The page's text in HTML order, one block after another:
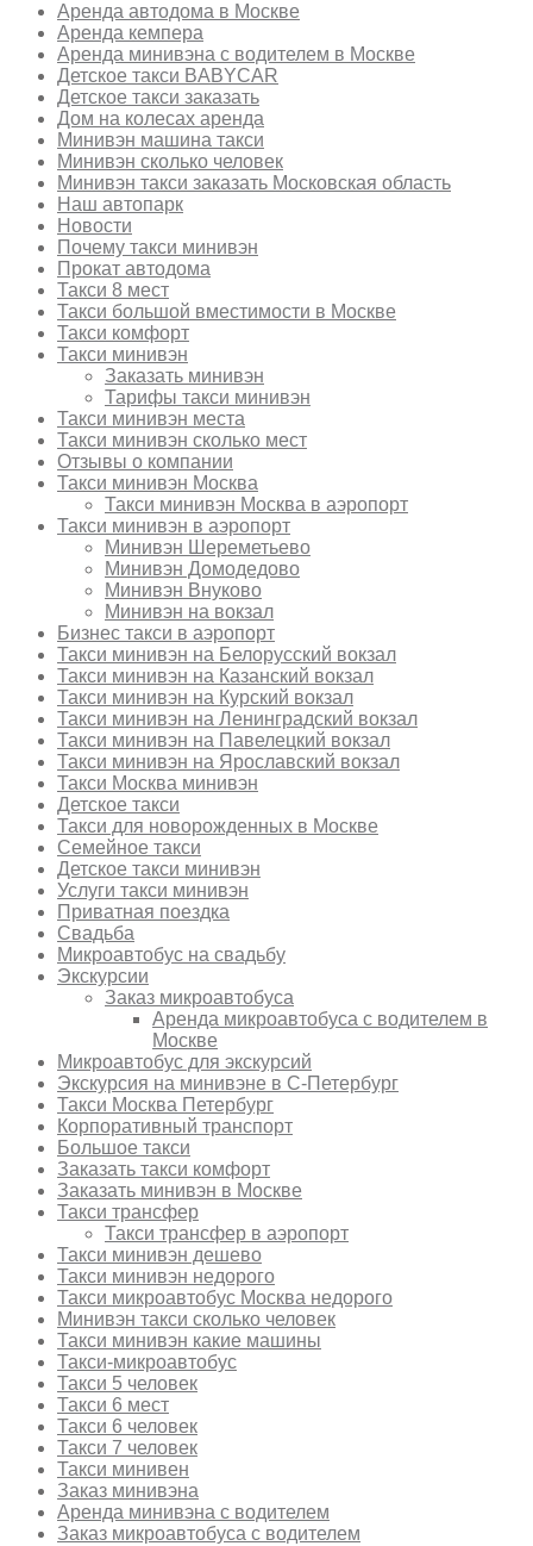
Аренда автодома в Москве
Аренда кемпера
Аренда минивэна с водителем в Москве
Детское такси BABYCAR
Детское такси заказать
Дом на колесах аренда
Минивэн машина такси
Минивэн сколько человек
Минивэн такси заказать Московская область
Наш автопарк
Новости
Почему такси минивэн
Прокат автодома
Такси 8 мест
Такси большой вместимости в Москве
Такси комфорт
Такси минивэн
Заказать минивэн
Тарифы такси минивэн
Такси минивэн места
Такси минивэн сколько мест
Отзывы о компании
Такси минивэн Москва
Такси минивэн Москва в аэропорт
Такси минивэн в аэропорт
Минивэн Шереметьево
Минивэн Домодедово
Минивэн Внуково
Минивэн на вокзал
Бизнес такси в аэропорт
Такси минивэн на Белорусский вокзал
Такси минивэн на Казанский вокзал
Такси минивэн на Курский вокзал
Такси минивэн на Ленинградский вокзал
Такси минивэн на Павелецкий вокзал
Такси минивэн на Ярославский вокзал
Такси Москва минивэн
Детское такси
Такси для новорожденных в Москве
Семейное такси
Детское такси минивэн
Услуги такси минивэн
Приватная поездка
Свадьба
Микроавтобус на свадьбу
Экскурсии
Заказ микроавтобуса
Аренда микроавтобуса с водителем в
Москве
Микроавтобус для экскурсий
Экскурсия на минивэне в С-Петербург
Такси Москва Петербург
Корпоративный транспорт
Большое такси
Заказать такси комфорт
Заказать минивэн в Москве
Такси трансфер
Такси трансфер в аэропорт
Такси минивэн дешево
Такси минивэн недорого
Такси микроавтобус Москва недорого
Минивэн такси сколько человек
Такси минивэн какие машины
Такси-микроавтобус
Такси 5 человек
Такси 6 мест
Такси 6 человек
Такси 7 человек
Такси минивен
Заказ минивэна
Аренда минивэна с водителем
Заказ микроавтобуса с водителем